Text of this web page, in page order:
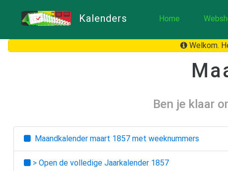
Kalenders Home
Welkom.
Ben je klaar
Maandkalender maart 1857 met weeknummers
> Open de volledige Jaarkalender 1857